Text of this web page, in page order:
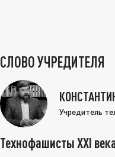
СЛОВО УЧРЕДИТЕЛЯ
Учредитель
Технофашисты XXI